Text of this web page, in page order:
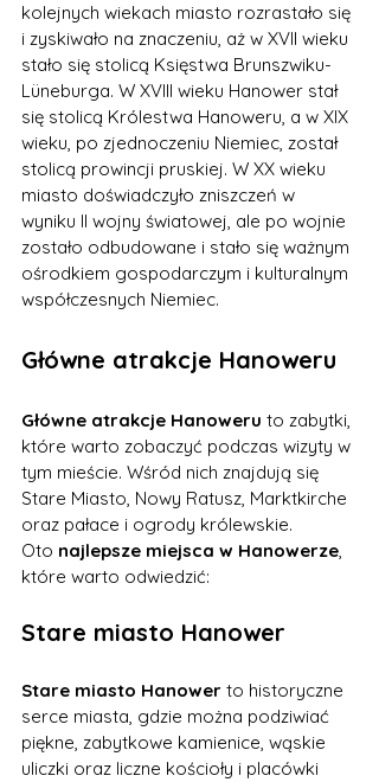
kolejnych wiekach miasto rozrastało się
i zyskiwało na znaczeniu, aż w XVII wieku
stało się stolicą Księstwa Brunszwiku-
Lüneburga. W XVIII wieku Hanower stał
się stolicą Królestwa Hanoweru, a w XIX
wieku, po zjednoczeniu Niemiec, został
stolicą prowincji pruskiej. W XX wieku
miasto doświadczyło zniszczeń w
wyniku II wojny światowej, ale po wojnie
zostało odbudowane i stało się ważnym
ośrodkiem gospodarczym i kulturalnym
współczesnych Niemiec.
Główne atrakcje Hanoweru
Główne atrakcje Hanoweru to zabytki,
które warto zobaczyć podczas wizyty w
tym mieście. Wśród nich znajdują się
Stare Miasto, Nowy Ratusz, Marktkirche
oraz pałace i ogrody królewskie.
Oto najlepsze miejsca w Hanowerze,
które warto odwiedzić:
Stare miasto Hanower
Stare miasto Hanower to historyczne
serce miasta, gdzie można podziwiać
piękne, zabytkowe kamienice, wąskie
uliczki oraz liczne kościoły i placówki